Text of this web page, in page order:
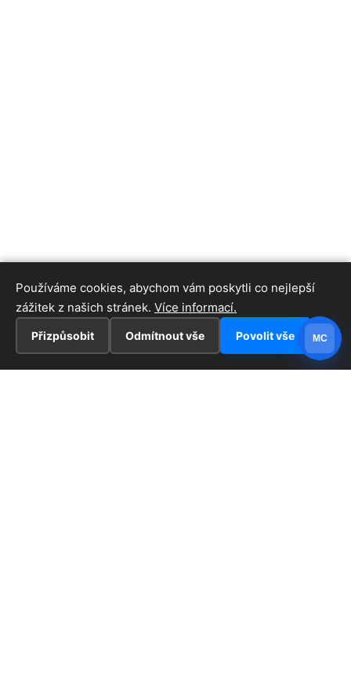
Používáme cookies, abychom vám poskytli co nejlepší
zážitek z našich stránek. Více informací.
Přizpůsobit Odmítnout vše Povolit vše MC